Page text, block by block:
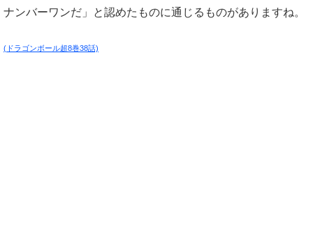
ナンバーワンだ」と認めたものに通じるものがありますね。
(ドラゴンボール超8巻38話)